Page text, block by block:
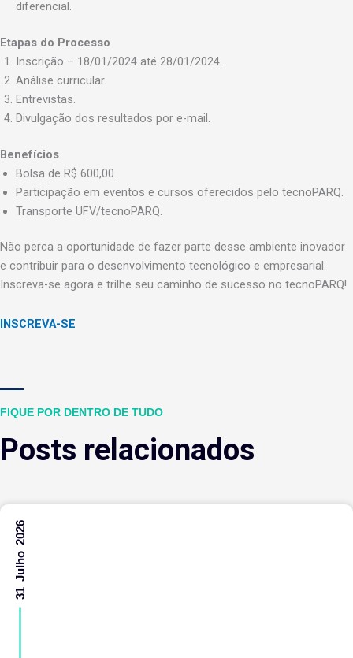
diferencial.
Etapas do Processo
Inscrição – 18/01/2024 até 28/01/2024.
Análise curricular.
Entrevistas.
Divulgação dos resultados por e-mail.
Benefícios
Bolsa de R$ 600,00.
Participação em eventos e cursos oferecidos pelo tecnoPARQ.
Transporte UFV/tecnoPARQ.
Não perca a oportunidade de fazer parte desse ambiente inovador
e contribuir para o desenvolvimento tecnológico e empresarial.
Inscreva-se agora e trilhe seu caminho de sucesso no tecnoPARQ!
INSCREVA-SE
FIQUE POR DENTRO DE TUDO
Posts relacionados
31 Julho 2026